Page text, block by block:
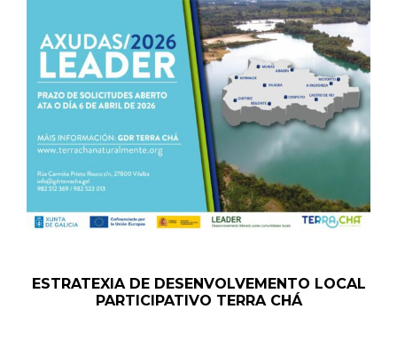
ESTRATEXIA DE DESENVOLVEMENTO LOCAL
PARTICIPATIVO TERRA CHÁ